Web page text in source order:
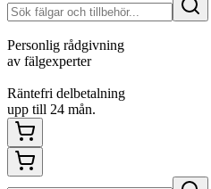
Personlig rådgivning
av fälgexperter
Räntefri delbetalning
upp till 24 mån.